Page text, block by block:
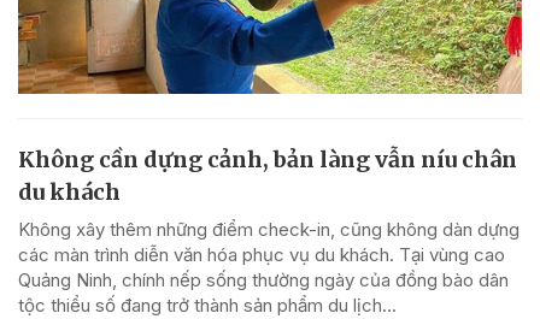
Không cần dựng cảnh, bản làng vẫn níu chân
du khách
Không xây thêm những điểm check-in, cũng không dàn dựng
các màn trình diễn văn hóa phục vụ du khách. Tại vùng cao
Quảng Ninh, chính nếp sống thường ngày của đồng bào dân
tộc thiểu số đang trở thành sản phẩm du lịch...